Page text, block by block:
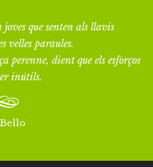
que senten als llavis
velles paraules.
perenne, dient que els esforços
inútils.